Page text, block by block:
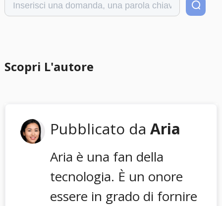
Scopri L'autore
Pubblicato da Aria
Aria è una fan della
tecnologia. È un onore
essere in grado di fornire